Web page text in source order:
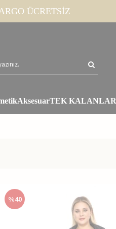
ÜCRETSİZ
AksesuarTEK KALANLAR
%40